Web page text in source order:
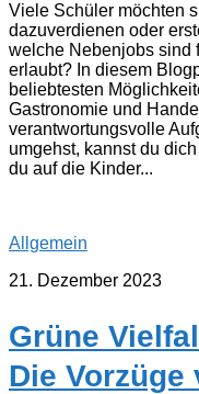
Viele Schüler möchten
dazuverdienen oder
welche Nebenjobs sind
erlaubt? In diesem
beliebtesten
Gastronomie und
verantwortungsvolle
umgehst, kannst du
du auf die Kinder...
Allgemein
21. Dezember 2023
Grüne
Die